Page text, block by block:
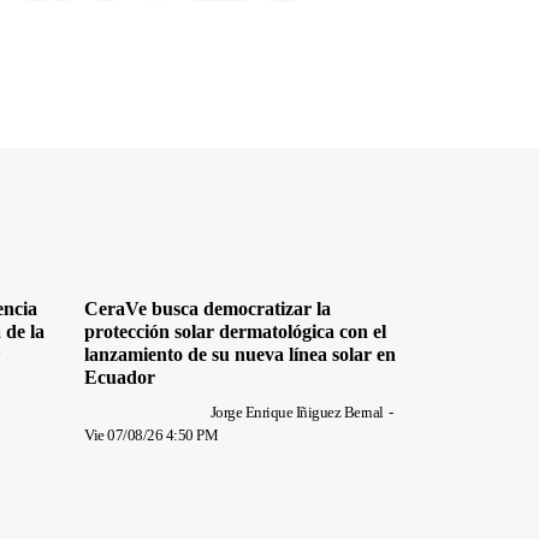
la
CeraVe busca democratizar la
protección solar dermatológica con el
lanzamiento de su nueva línea solar en
Ecuador
Jorge Enrique Iñiguez Bernal -
Vie 07/08/26 4:50 PM